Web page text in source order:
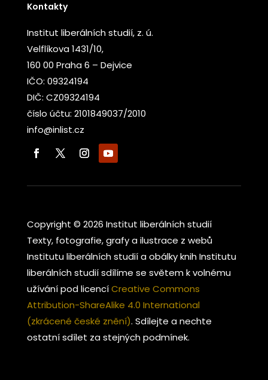
Kontakty
Institut liberálních studií, z. ú.
Velflíkova 1431/10,
160 00 Praha 6 – Dejvice
IČO: 09324194
DIČ: CZ09324194
číslo účtu: 2101849037/2010
info@inlist.cz
Copyright © 2026 Institut liberálních studií
Texty, fotografie, grafy a ilustrace z webů
Institutu liberálních studií a obálky knih Institutu
liberálních studií sdílíme se světem k volnému
užívání pod licencíCreative Commons
Attribution-ShareAlike 4.0 International
(zkrácené české znění). Sdílejte a nechte
ostatní sdílet za stejných podmínek.